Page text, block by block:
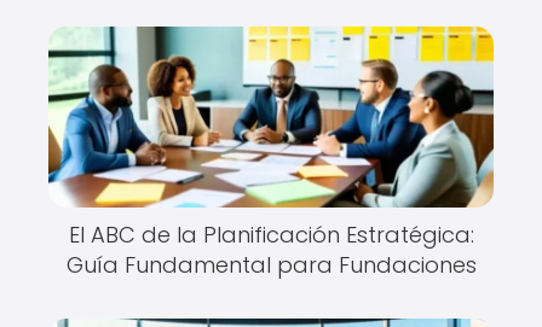
El ABC de la Planificación Estratégica:
Guía Fundamental para Fundaciones